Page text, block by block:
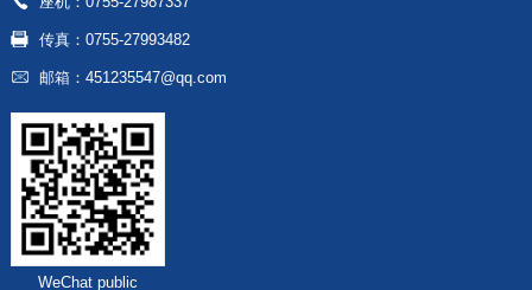
传真：0755-27993482
邮箱：451235547@qq.com
WeChat public